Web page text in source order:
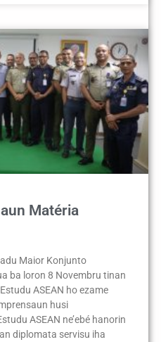
Matéria
Maior Konjunto
ba loron 8 Novembru tinan
ASEAN ho ezame
husi
ASEAN ne’ebé hanorin
diplomata servisu iha